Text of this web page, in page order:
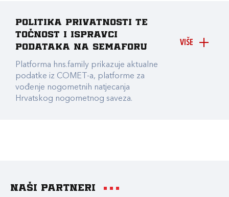
VIŠE
Politika privatnosti te
točnost i ispravci
podataka na Semaforu
Platforma hns.family prikazuje aktualne
podatke iz COMET-a, platforme za
vođenje nogometnih natjecanja
Hrvatskog nogometnog saveza.
Naši partneri